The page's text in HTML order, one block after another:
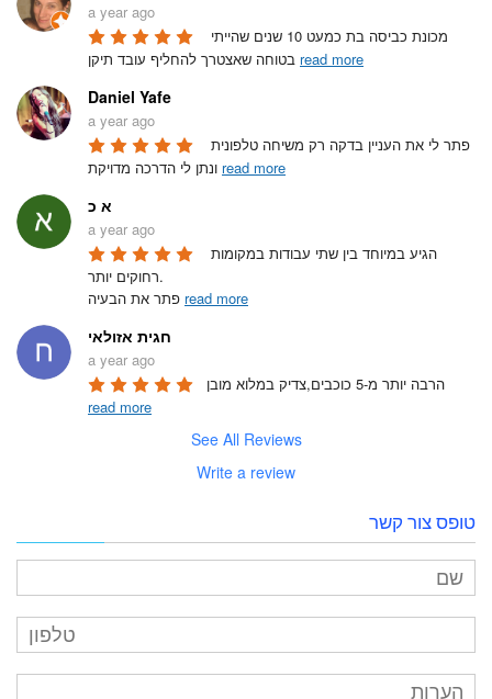
a year ago
read more
Daniel Yafe
a year ago
read more
א כ
a year ago
רחוקים יותר.
read more
חגית אזולאי
a year ago
read more
See All Reviews
Write a review
טופס צור קשר